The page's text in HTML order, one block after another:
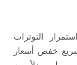
التوترات
خفض أسعار